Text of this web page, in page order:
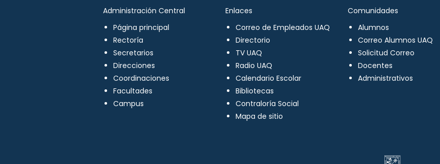
Administración Central
Página principal
Rectoría
Secretarios
Direcciones
Coordinaciones
Facultades
Campus
Enlaces
Correo de Empleados UAQ
Directorio
TV UAQ
Radio UAQ
Calendario Escolar
Bibliotecas
Contraloría Social
Mapa de sitio
Comunidades
Alumnos
Correo Alumnos UAQ
Solicitud Correo
Docentes
Administrativos